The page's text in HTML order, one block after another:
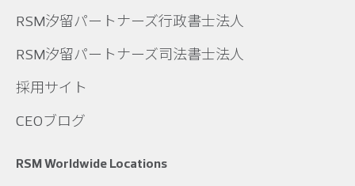
RSM汐留パートナーズ行政書士法人
RSM汐留パートナーズ司法書士法人
採用サイト
CEOブログ
RSM Worldwide Locations